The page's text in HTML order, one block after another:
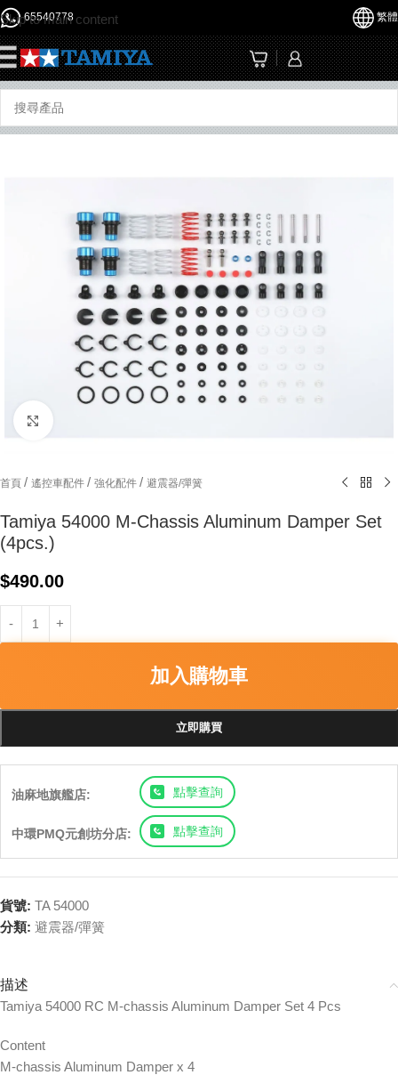
Skip to main content
65540778 繁體
首頁 / 遙控車配件 / 強化配件 / 避震器/彈簧
Tamiya 54000 M-Chassis Aluminum Damper Set
(4pcs.)
$490.00
加入購物車
立即購買
油麻地旗艦店: 點擊查詢
中環PMQ元創坊分店: 點擊查詢
貨號: TA 54000
分類: 避震器/彈簧
描述
Tamiya 54000 RC M-chassis Aluminum Damper Set 4 Pcs
Content
M-chassis Aluminum Damper x 4